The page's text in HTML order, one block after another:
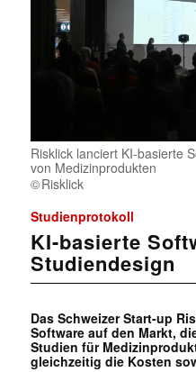
Risklick lanciert KI-basierte
von Medizinprodukten
Risklick
Studienprotokoll
KI-basierte
Studiendesign
Das Schweizer Start-up
Software auf den Markt,
Studien für
gleichzeitig die Kosten